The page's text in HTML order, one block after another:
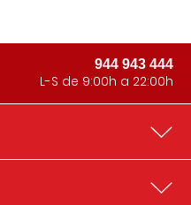
944 943 444
L-S de 9:00h a 22:00h